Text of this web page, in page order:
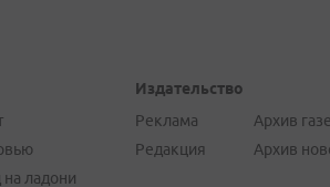
на ладони
Издательство
Реклама
Редакция
Архив
Архив